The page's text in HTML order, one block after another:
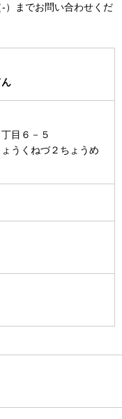
）までお問い合わせくだ
目６－５
うくねづ２ちょうめ